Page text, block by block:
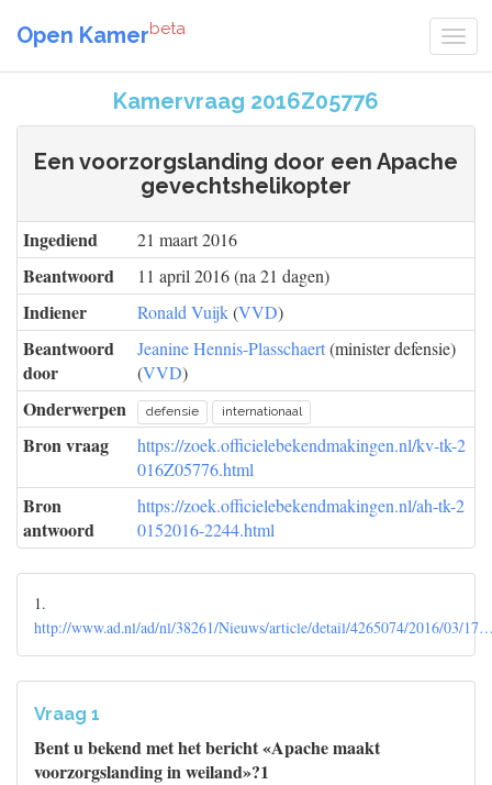
Open Kamerbeta
Kamervraag 2016Z05776
Een voorzorgslanding door een Apache
gevechtshelikopter
Ingediend 21 maart 2016
Beantwoord 11 april 2016 (na 21 dagen)
Indiener Ronald Vuijk(VVD)
Beantwoord
door
Jeanine Hennis-Plasschaert(minister defensie)
(VVD)
Onderwerpen defensie internationaal
Bron vraag
https://zoek.officielebekendmakingen.nl/kv-tk-2
016Z05776.html
Bron
antwoord
https://zoek.officielebekendmakingen.nl/ah-tk-2
0152016-2244.html
1.
http://www.ad.nl/ad/nl/38261/Nieuws/article/detail/4265074/2016/03/
Vraag 1
Bent u bekend met het bericht «Apache maakt
voorzorgslanding in weiland»?1